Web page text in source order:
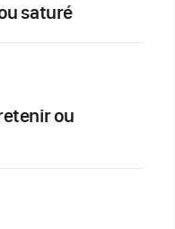
saturé
ou